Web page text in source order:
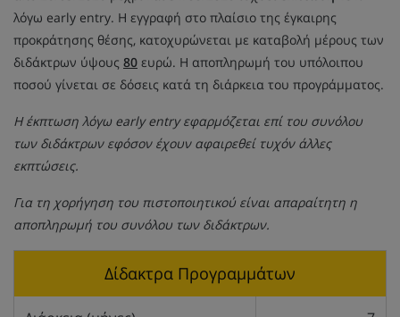
λόγω early entry. Η εγγραφή στο πλαίσιο της έγκαιρης
προκράτησης θέσης, κατοχυρώνεται με καταβολή μέρους των
διδάκτρων ύψους 80 ευρώ. Η αποπληρωμή του υπόλοιπου
ποσού γίνεται σε δόσεις κατά τη διάρκεια του προγράμματος.
Η έκπτωση λόγω early entry εφαρμόζεται επί του συνόλου
των διδάκτρων εφόσον έχουν αφαιρεθεί τυχόν άλλες
εκπτώσεις.
Για τη χορήγηση του πιστοποιητικού είναι απαραίτητη η
αποπληρωμή του συνόλου των διδάκτρων.
Δίδακτρα Προγραμμάτων